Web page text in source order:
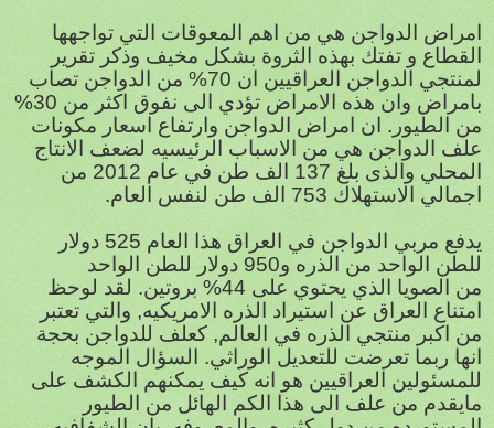
امراض الدواجن هي من اهم المعوقات التي تواجهها
القطاع و تفتك بهذه الثروة بشكل مخيف وذكر تقرير
لمنتجي الدواجن العراقيين ان 70% من الدواجن تصاب
بامراض وان هذه الامراض تؤدي الى نفوق اكثر من 30%
من الطيور. ان امراض الدواجن وارتفاع اسعار مكونات
علف الدواجن هي من الاسباب الرئيسيه لضعف الانتاج
المحلي والذى بلغ 137 الف طن في عام 2012 من
اجمالي الاستهلاك 753 الف طن لنفس العام.
يدفع مربي الدواجن في العراق هذا العام 525 دولار
للطن الواحد من الذره و950 دولار للطن الواحد
من الصويا الذي يحتوي على 44% بروتين. لقد لوحظ
امتناع العراق عن استيراد الذره الامريكيه, والتي تعتبر
من اكبر منتجي الذره في العالم, كعلف للدواجن بحجة
انها ربما تعرضت للتعديل الوراثي. السؤال الموجه
للمسئولين العراقيين هو انه كيف يمكنهم الكشف على
مايقدم من علف الى هذا الكم الهائل من الطيور